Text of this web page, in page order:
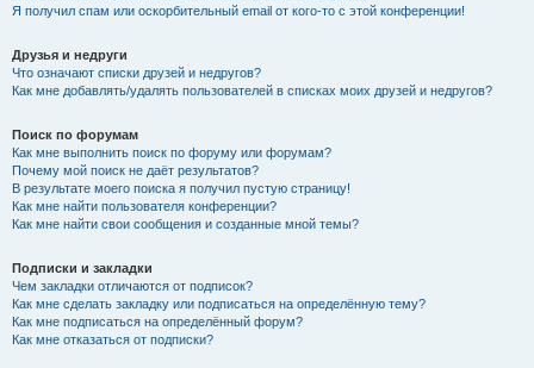
Я получил спам или оскорбительный email от кого-то с этой конференции!
Друзья и недруги
Что означают списки друзей и недругов?
Как мне добавлять/удалять пользователей в списках моих друзей и недругов?
Поиск по форумам
Как мне выполнить поиск по форуму или форумам?
Почему мой поиск не даёт результатов?
В результате моего поиска я получил пустую страницу!
Как мне найти пользователя конференции?
Как мне найти свои сообщения и созданные мной темы?
Подписки и закладки
Чем закладки отличаются от подписок?
Как мне сделать закладку или подписаться на определённую тему?
Как мне подписаться на определённый форум?
Как мне отказаться от подписки?